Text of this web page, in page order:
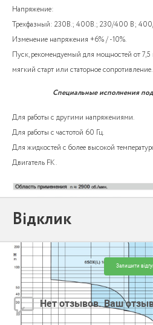
Напряжение:
Трехфазный: 230В.; 400В.; 230/400 В;
Изменение напряжения +6% / -10%.
Пуск, рекомендуемый для мощностей от 7,5
мягкий старт или статорное сопротивление.
Специальные исполнения
Для работы с другими напряжениями.
Для работы с частотой 60 Гц.
Для жидкостей с более высокой
Двигатель FK.
Відклик
Залишити
Нет отзывов. Ваш